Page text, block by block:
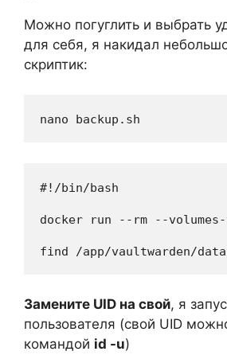
Можно погуглить и выбрать
для себя, я накидал
скриптик:
nano backup.sh
#!/bin/bash
docker run --rm --volumes-
find /app/vaultwarden/
Замените UID на свой, я
пользователя (свой UID
командой id -u)